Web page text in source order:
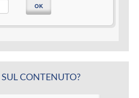
OK
CONTENUTO?